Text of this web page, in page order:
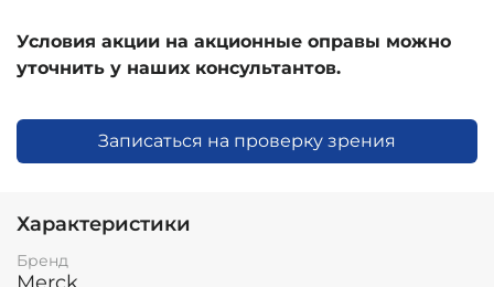
Условия акции на акционные оправы можно
уточнить у наших консультантов.
Записаться на проверку зрения
Характеристики
Бренд